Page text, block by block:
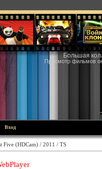
Большая
Просмотр фильмов
Вход
Five (HDCam) / 2011 / TS